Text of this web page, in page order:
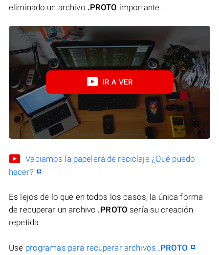
eliminado un archivo .PROTO importante.
IR A VER
Vaciamos la papelera de reciclaje ¿Qué puedo
hacer?
Es lejos de lo que en todos los casos, la única forma
de recuperar un archivo .PROTO sería su creación
repetida
Use programas para recuperar archivos .PROTO